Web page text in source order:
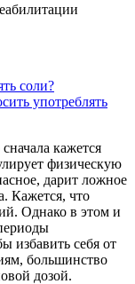
соли?
употреблять
кажется
физическую
дарит ложное
Кажется, что
Однако в этом и
избавить себя от
большинство
дозой.